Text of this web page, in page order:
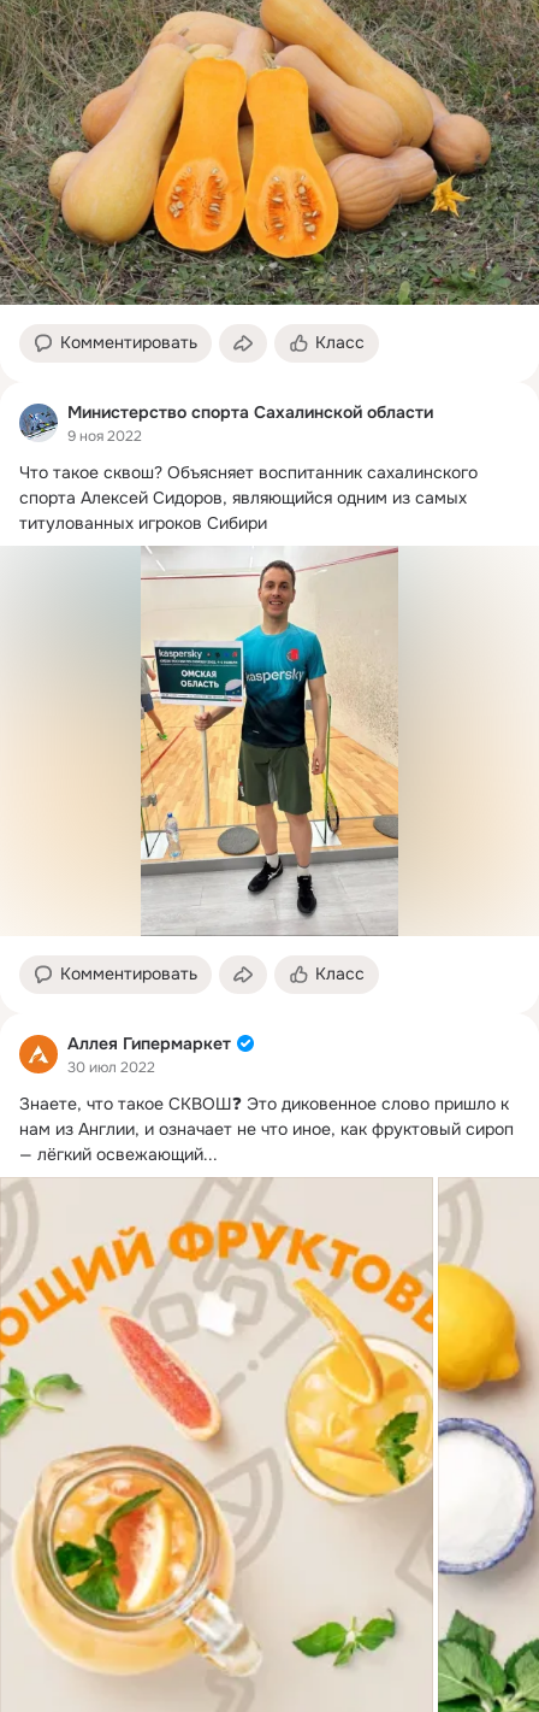
Комментировать Класс
Министерство спорта Сахалинской области
9 ноя 2022
Что такое сквош? Объясняет воспитанник сахалинского
спорта Алексей Сидоров, являющийся одним из самых
титулованных игроков Сибири
Комментировать Класс
Аллея Гипермаркет
30 июл 2022
Знаете, что такое СКВОШ❓ Это диковенное слово пришло к
нам из Англии, и означает не что иное, как фруктовый сироп
— лёгкий освежающий...